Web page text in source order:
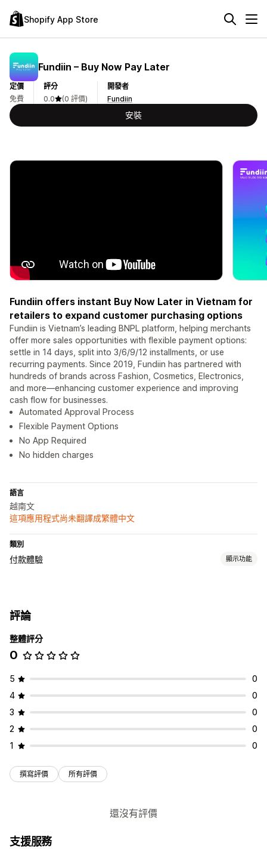
Shopify App Store
Fundiin – Buy Now Pay Later
定價
免費
評分
0.0
(0 評價)
開發者
Fundiin
安裝
Fundiin offers instant Buy Now Later in Vietnam for
retailers to expand customer purchasing options
Fundiin is Vietnam’s leading BNPL platform, helping merchants
offer more sales opportunities with flexible payment options:
settle in 14 days, split into 3/6/9/12 installments, or use
recurring payments. Since 2019, Fundiin has partnered with
hundreds of brands across Fashion, Cosmetics, Electronics,
and more—enhancing customer experience and improving
cash flow for businesses.
Automated Approval Process
Flexible Payment Options
No App Required
No hidden charges
語言
越南文
這項應用程式尚未翻譯成繁體中文
類別
付款體驗 顯示功能
評論
整體評分
0
5
0
4
0
3
0
2
0
1
0
撰寫評價 所有評價
還沒有評價
支援服務